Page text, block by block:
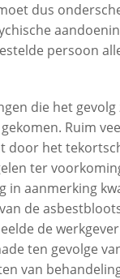
dus
persoon
die het
Ruim
door het
ter
aanmerking
de
de
ten gevolge
van